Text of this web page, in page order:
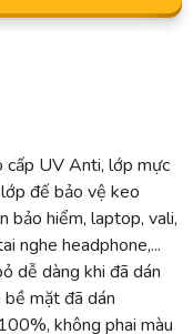
cấp UV Anti, lớp mực
đế bảo vệ keo
bảo hiểm, laptop, vali,
nghe headphone,...
dễ dàng khi đã dán
mặt đã dán
không phai màu